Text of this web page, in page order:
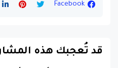
Facebook
قد تُعجبك هذه